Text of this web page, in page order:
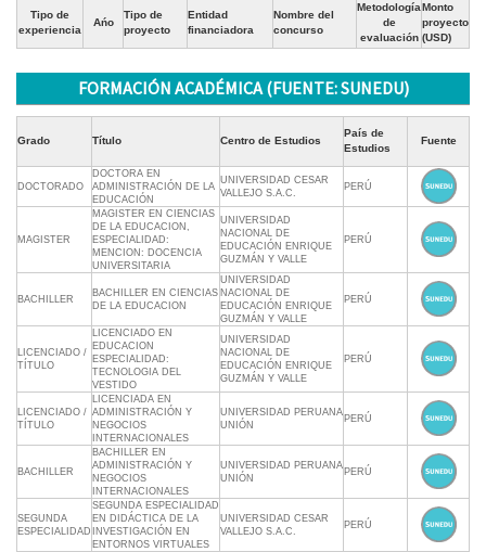
Tipo de
experiencia
Ańo
Tipo de
proyecto
Entidad
financiadora
Nombre del
concurso
Metodología
de
evaluación
Monto
proyecto
(USD)
FORMACIÓN ACADÉMICA (FUENTE: SUNEDU)
Grado Título Centro de Estudios
País de
Estudios
Fuente
DOCTORADO
DOCTORA EN
ADMINISTRACIÓN DE LA
EDUCACIÓN
UNIVERSIDAD CESAR
VALLEJO S.A.C.
PERÚ
MAGISTER
MAGISTER EN CIENCIAS
DE LA EDUCACION,
ESPECIALIDAD:
MENCION: DOCENCIA
UNIVERSITARIA
UNIVERSIDAD
NACIONAL DE
EDUCACIÓN ENRIQUE
GUZMÁN Y VALLE
PERÚ
BACHILLER
BACHILLER EN CIENCIAS
DE LA EDUCACION
UNIVERSIDAD
NACIONAL DE
EDUCACIÓN ENRIQUE
GUZMÁN Y VALLE
PERÚ
LICENCIADO /
TÍTULO
LICENCIADO EN
EDUCACION
ESPECIALIDAD:
TECNOLOGIA DEL
VESTIDO
UNIVERSIDAD
NACIONAL DE
EDUCACIÓN ENRIQUE
GUZMÁN Y VALLE
PERÚ
LICENCIADO /
TÍTULO
LICENCIADA EN
ADMINISTRACIÓN Y
NEGOCIOS
INTERNACIONALES
UNIVERSIDAD PERUANA
UNIÓN
PERÚ
BACHILLER
BACHILLER EN
ADMINISTRACIÓN Y
NEGOCIOS
INTERNACIONALES
UNIVERSIDAD PERUANA
UNIÓN
PERÚ
SEGUNDA
ESPECIALIDAD
SEGUNDA ESPECIALIDAD
EN DIDÁCTICA DE LA
INVESTIGACIÓN EN
ENTORNOS VIRTUALES
UNIVERSIDAD CESAR
VALLEJO S.A.C.
PERÚ